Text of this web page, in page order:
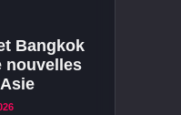
Bangkok
nouvelles